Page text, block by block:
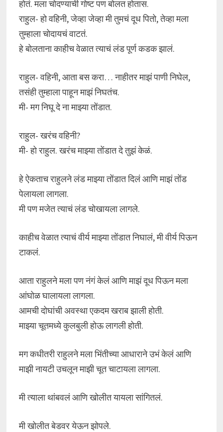
होतं. मला चोदण्याची गोष्ट पण बोलत होतास.
राहुल- हो वहिनी, जेव्हा जेव्हा मी तुमचं दूध पितो, तेव्हा मला
तुम्हाला चोदायचं वाटतं.
हे बोलताना काहीच वेळात त्याचं लंड पूर्ण कडक झालं.
राहुल- वहिनी, आता बस करा… नाहीतर माझं पाणी निघेल,
तसंही तुम्हाला पाहून माझं निघतंच.
मी- मग निघू दे ना माझ्या तोंडात.
राहुल- खरंच वहिनी?
मी- हो राहुल. खरंच माझ्या तोंडात दे तुझं केळं.
हे ऐकताच राहुलने लंड माझ्या तोंडात दिलं आणि माझं तोंड
पेलायला लागला.
मी पण मजेत त्याचं लंड चोखायला लागले.
काहीच वेळात त्याचं वीर्य माझ्या तोंडात निघालं, मी वीर्य पिऊन
टाकलं.
आता राहुलने मला पण नंगं केलं आणि माझं दूध पिऊन मला
आंघोळ घालायला लागला.
आमची दोघांची अवस्था एकदम खराब झाली होती.
माझ्या चूतमध्ये कुलबुली होऊ लागली होती.
मग कधीतरी राहुलने मला भिंतीच्या आधाराने उभं केलं आणि
माझी नायटी उचलून माझी चूत चाटायला लागला.
मी त्याला थांबवलं आणि खोलीत यायला सांगितलं.
मी खोलीत बेडवर येऊन झोपले.